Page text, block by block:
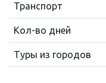
Транспорт
Кол-во дней
Туры из городов